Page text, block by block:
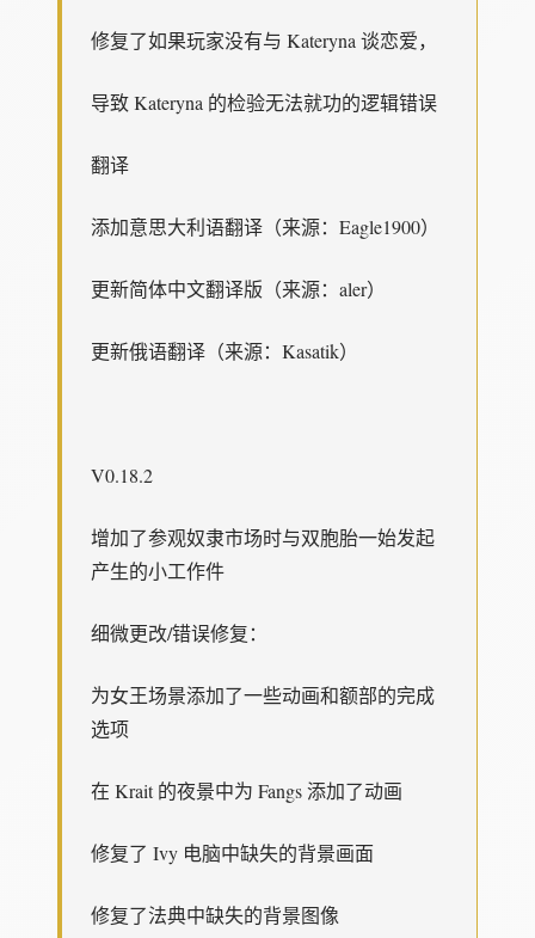
修复了如果玩家没有与 Kateryna 谈恋爱，
导致 Kateryna 的检验无法就功的逻辑错误
翻译
添加意思大利语翻译（来源：Eagle1900）
更新简体中文翻译版（来源：aler）
更新俄语翻译（来源：Kasatik）
V0.18.2
增加了参观奴隶市场时与双胞胎一始发起
产生的小工作件
细微更改/错误修复：
为女王场景添加了一些动画和额部的完成
选项
在 Krait 的夜景中为 Fangs 添加了动画
修复了 Ivy 电脑中缺失的背景画面
修复了法典中缺失的背景图像